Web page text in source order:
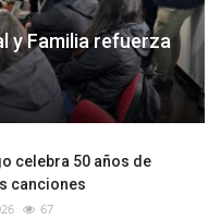
y Familia refuerza
celebra 50 años de
canciones
67